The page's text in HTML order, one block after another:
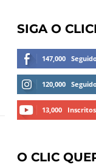
SIGA O
147,000
120,000
13,000 Inscritos
O CLIC